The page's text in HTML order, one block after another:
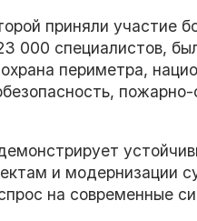
приняли участие
000 специалистов,
периметра,
и модернизации
на современные